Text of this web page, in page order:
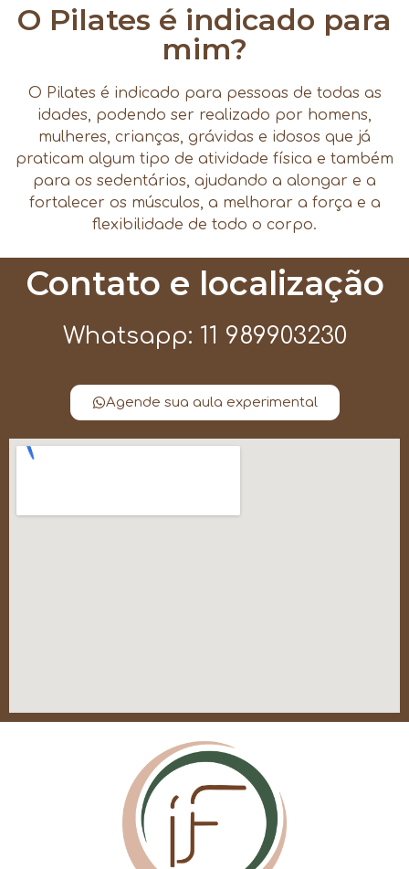
O Pilates é indicado para
mim?
O Pilates é indicado para pessoas de todas as
idades, podendo ser realizado por homens,
mulheres, crianças, grávidas e idosos que já
praticam algum tipo de atividade física e também
para os sedentários, ajudando a alongar e a
fortalecer os músculos, a melhorar a força e a
flexibilidade de todo o corpo.
Contato e localização
Whatsapp: 11 989903230
Agende sua aula experimental